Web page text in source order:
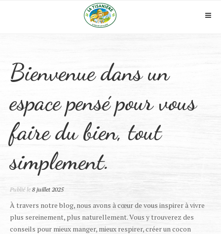
Bienvenue dans un
espace pensé pour vous
faire du bien, tout
simplement.
Publié le 8 juillet 2025
À travers notre blog, nous avons à cœur de vous inspirer à vivre
plus sereinement, plus naturellement. Vous y trouverez des
conseils pour mieux manger, mieux respirer, créer un cocon